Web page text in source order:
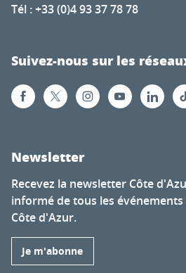
Tél : +33 (0)4 93 37 78 78
Suivez-nous sur les
Newsletter
Recevez la newsletter Côte
informé de tous les
Côte d'Azur.
Je m'abonne